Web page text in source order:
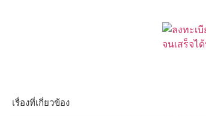
เรื่องที่เกี่ยวข้อง